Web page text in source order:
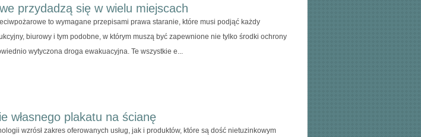
przydadzą się w wielu miejscach
to wymagane przepisami prawa staranie, które musi podjąć każdy
biurowy i tym podobne, w którym muszą być zapewnione nie tylko środki ochrony
wytyczona droga ewakuacyjna. Te wszystkie e...
własnego plakatu na ścianę
wzrósł zakres oferowanych usług, jak i produktów, które są dość nietuzinkowym